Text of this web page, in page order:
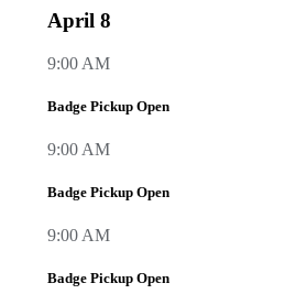
April 8
9:00 AM
Badge Pickup Open
9:00 AM
Badge Pickup Open
9:00 AM
Badge Pickup Open